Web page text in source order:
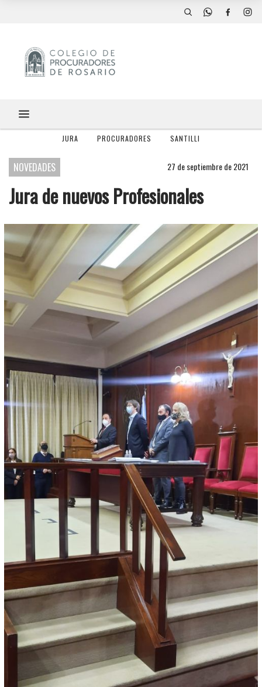
JURA PROCURADORES SANTILLI
NOVEDADES 27 de septiembre de 2021
Jura de nuevos Profesionales